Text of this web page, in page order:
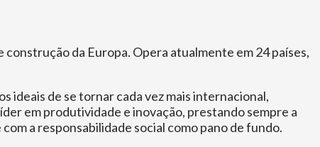
da Europa. Opera atualmente em 24 países,
ideais de se tornar cada vez mais internacional,
em produtividade e inovação, prestando sempre a
a responsabilidade social como pano de fundo.